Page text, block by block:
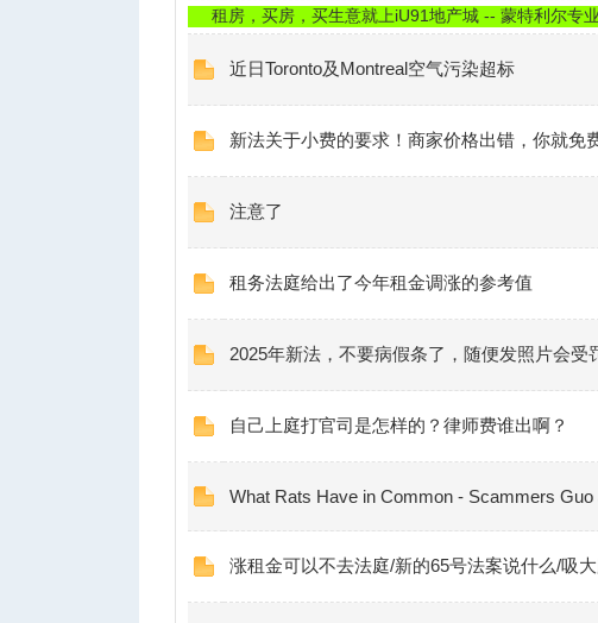
租房，买房，买生意就上iU91地产城 -- 蒙特利尔专
近日Toronto及Montreal空气污染超标
新法关于小费的要求！商家价格出错，你就免
注意了
租务法庭给出了今年租金调涨的参考值
2025年新法，不要病假条了，随便发照片会受
自己上庭打官司是怎样的？律师费谁出啊？
What Rats Have in Common - Scammers Guo
涨租金可以不去法庭/新的65号法案说什么/吸